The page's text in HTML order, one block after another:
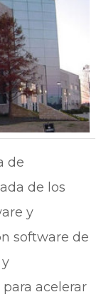
de
de los
y
software de
acelerar